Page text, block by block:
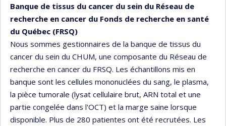
Banque de tissus du cancer du sein du Réseau de
recherche en cancer du Fonds de recherche en santé
du Québec (FRSQ)
Nous sommes gestionnaires de la banque de tissus du
cancer du sein du CHUM, une composante du Réseau de
recherche en cancer du FRSQ. Les échantillons mis en
banque sont les cellules mononuclées du sang, le plasma,
la pièce tumorale (lysat cellulaire brut, ARN total et une
partie congelée dans l'OCT) et la marge saine lorsque
disponible. Plus de 280 patientes ont été recrutées. Les